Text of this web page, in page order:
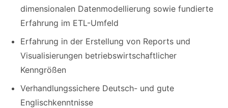
dimensionalen Datenmodellierung sowie fundierte
Erfahrung im ETL-Umfeld
Erfahrung in der Erstellung von Reports und
Visualisierungen betriebswirtschaftlicher
Kenngrößen
Verhandlungssichere Deutsch- und gute
Englischkenntnisse